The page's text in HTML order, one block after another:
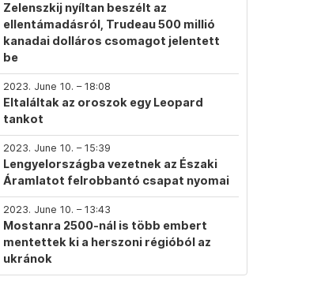
Zelenszkij nyíltan beszélt az
ellentámadásról, Trudeau 500 millió
kanadai dolláros csomagot jelentett
be
2023. June 10. – 18:08
Eltaláltak az oroszok egy Leopard
tankot
2023. June 10. – 15:39
Lengyelországba vezetnek az Északi
Áramlatot felrobbantó csapat nyomai
2023. June 10. – 13:43
Mostanra 2500-nál is több embert
mentettek ki a herszoni régióból az
ukránok